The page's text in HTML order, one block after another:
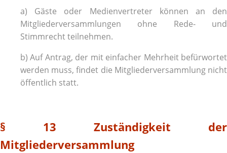
a) Gäste oder Medienvertreter können an den
Mitgliederversammlungen ohne Rede- und
Stimmrecht teilnehmen.
b) Auf Antrag, der mit einfacher Mehrheit befürwortet
werden muss, findet die Mitgliederversammlung nicht
öffentlich statt.
§ 13 Zuständigkeit der
Mitgliederversammlung